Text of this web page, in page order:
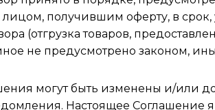
получившим оферту, в
(отгрузка товаров,
не предусмотрено законом,
могут быть изменены и/или
Настоящее Соглашение